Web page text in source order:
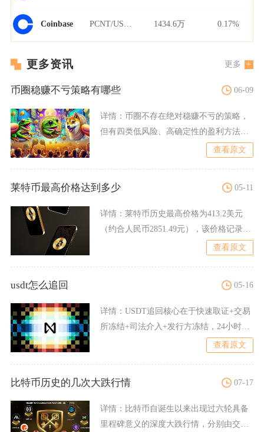
Coinbase 1434.6万 0.17%
更多资讯 更多
币圈稳赚不亏策略有哪些 06-09
详情： 币圈不存在绝对稳赚不亏的策略，
但有四类低风险、高确定性的盈利方法：
查看原文
莱特币最高价格达到多少 05-11
详情： 莱特币历史最高价格为413.2美元
（约合人民币2851.49元），该价格记录诞
查看原文
usdt怎么追回 05-16
详情： USDT追回核心在于快速取证+交易
所冻结+司法介入+发行方冻结，24小时内
查看原文
比特币历史的几次大跌行情 07-17
详情： 比特币自诞生以来出现过六轮具备
里程碑意义的深度大跌行情，分别由交易